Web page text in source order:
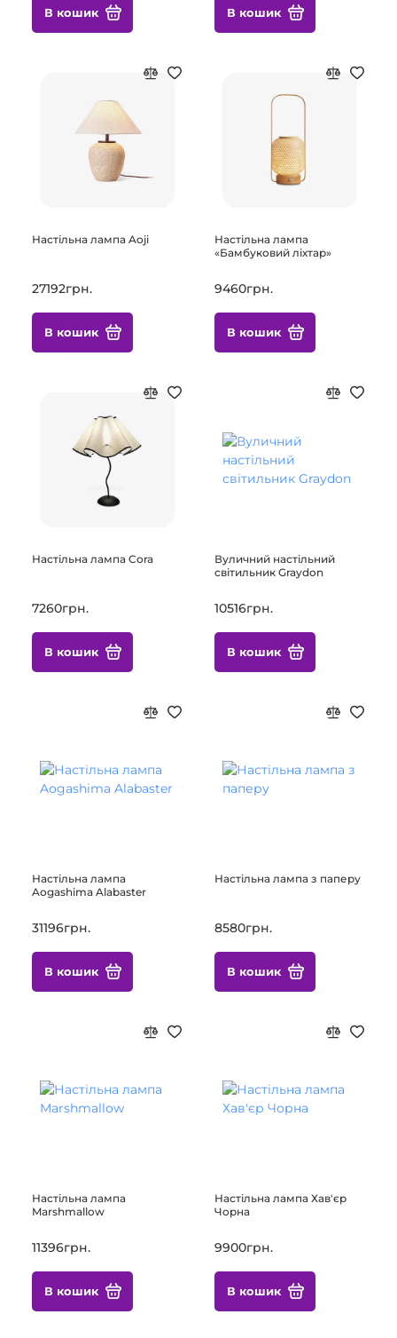
В кошик В кошик
Настільна лампа Aoji
27192грн.
В кошик
Настільна лампа
«Бамбуковий ліхтар»
9460грн.
В кошик
Настільна лампа Cora
7260грн.
В кошик
Вуличний настільний
світильник Graydon
10516грн.
В кошик
Настільна лампа
Aogashima Alabaster
31196грн.
В кошик
Настільна лампа з паперу
8580грн.
В кошик
Настільна лампа
Marshmallow
11396грн.
В кошик
Настільна лампа Хав'єр
Чорна
9900грн.
В кошик